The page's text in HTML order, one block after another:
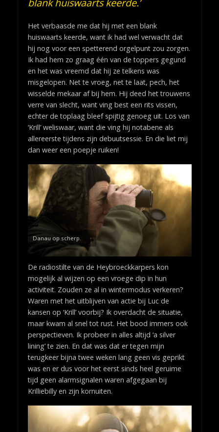
Het verbaasde me dat hij met een blank
huiswaarts keerde, want ik had wel verwacht dat
hij nog voor een spetterend orgelpunt zou zorgen.
Ik had hem zo graag één van de toppers gegund
en het was vreemd dat hij ze telkens was
misgelopen. Net te vroeg, net te laat, pech, het
wisselde mekaar af bij hem. Hij deed het trouwens
verre van slecht, want ving best een rits vissen,
echter de toplaag bleef spijtig genoeg uit. Los van
‘Krill’ weliswaar, want die ving hij notabene als
allereerste tijdens zijn debuutsessie. En die liet mij
dan weer een poepje ruiken!
Danau op scherp.
De radiostilte van de Heybroeckkarpers kon
mogelijk al wijzen op een vroege dip in hun
activiteit. Zouden ze al in wintermodus verkeren?
Waren met het uitblijven van actie bij Luc de
kansen op ‘Krill’ voorbij? Ik overdacht de situatie,
maar kwam al snel tot rust. Het bood immers ook
perspectieven. Ik probeer in alles altijd ‘a silver
lining’ te zien. En dat was dat er tegen mijn
terugkeer bijna twee weken lang geen vis geprikt
was en er dus voor het eerst sinds heel geruime
tijd geen alarmsignalen waren afgegaan bij
Krilliebilly en zijn kornuiten.